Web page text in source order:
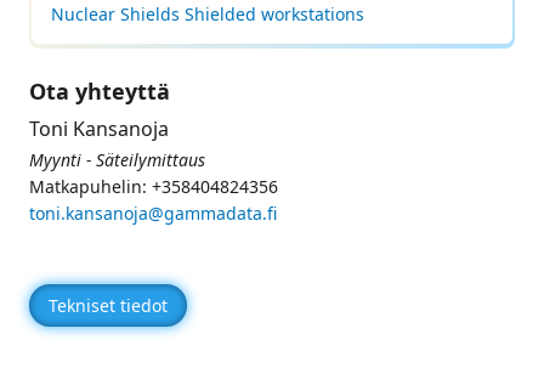
Nuclear Shields Shielded workstations
Ota yhteyttä
Toni Kansanoja
Myynti - Säteilymittaus
Matkapuhelin: +358404824356
toni.kansanoja@gammadata.fi
Tekniset tiedot